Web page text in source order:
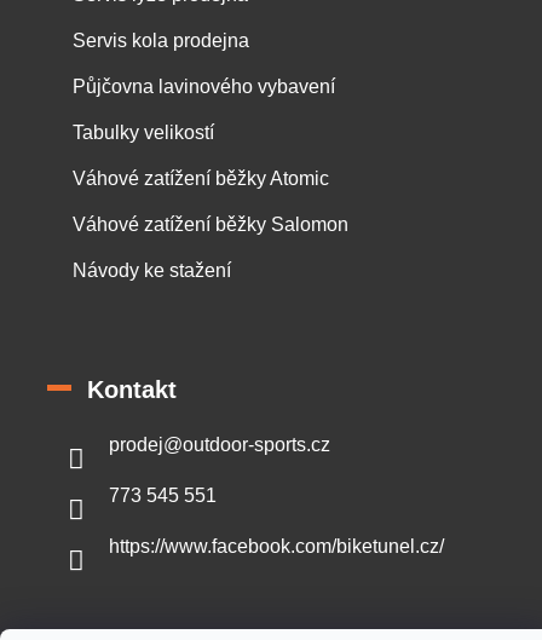
Servis kola prodejna
Půjčovna lavinového vybavení
Tabulky velikostí
Váhové zatížení běžky Atomic
Váhové zatížení běžky Salomon
Návody ke stažení
Kontakt
prodej@outdoor-sports.cz
773 545 551
https://www.facebook.com/biketunel.cz/